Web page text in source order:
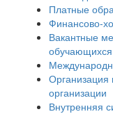
Платные
Финансово-
Вакантные
обучающихся
Организация
организации
Внутренняя